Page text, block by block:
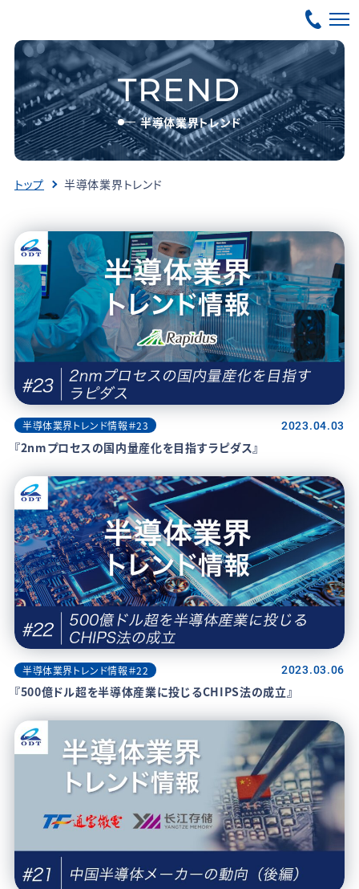
TREND
半導体業界トレンド
トップ 半導体業界トレンド
半導体業界トレンド情報＃23 2023.04.03
『2nmプロセスの国内量産化を目指すラピダス』
半導体業界トレンド情報＃22 2023.03.06
『500億ドル超を半導体産業に投じるCHIPS法の成立』